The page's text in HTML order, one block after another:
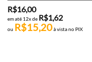
R$16,00
em até 12x de R$1,62
ou R$15,20à vista no PIX